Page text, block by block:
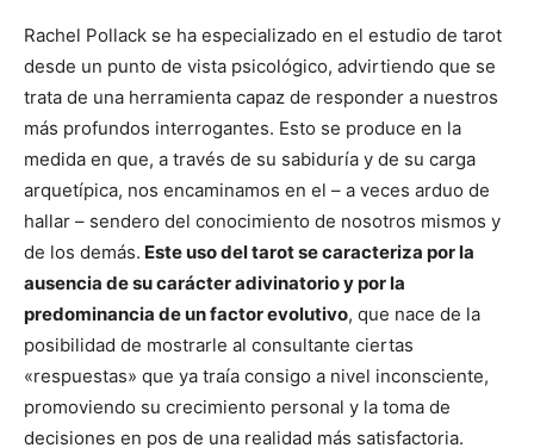
Rachel Pollack se ha especializado en el estudio de tarot
desde un punto de vista psicológico, advirtiendo que se
trata de una herramienta capaz de responder a nuestros
más profundos interrogantes. Esto se produce en la
medida en que, a través de su sabiduría y de su carga
arquetípica, nos encaminamos en el – a veces arduo de
hallar – sendero del conocimiento de nosotros mismos y
de los demás. Este uso del tarot se caracteriza por la
ausencia de su carácter adivinatorio y por la
predominancia de un factor evolutivo, que nace de la
posibilidad de mostrarle al consultante ciertas
«respuestas» que ya traía consigo a nivel inconsciente,
promoviendo su crecimiento personal y la toma de
decisiones en pos de una realidad más satisfactoria.